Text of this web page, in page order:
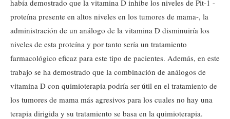
había demostrado que la vitamina D inhibe los niveles de Pit-1 -
proteína presente en altos niveles en los tumores de mama-, la
administración de un análogo de la vitamina D disminuiría los
niveles de esta proteína y por tanto sería un tratamiento
farmacológico eficaz para este tipo de pacientes. Además, en este
trabajo se ha demostrado que la combinación de análogos de
vitamina D con quimioterapia podría ser útil en el tratamiento de
los tumores de mama más agresivos para los cuales no hay una
terapia dirigida y su tratamiento se basa en la quimioterapia.